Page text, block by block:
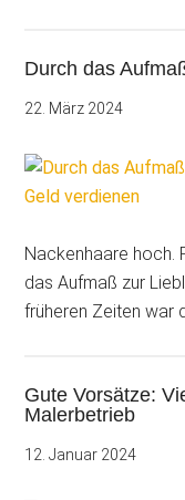
und
Durch das
22. März 2024
Nackenhaare hoch.
das Aufmaß zur
früheren Zeiten war
Gute Vorsätze:
Malerbetrieb
12. Januar 2024